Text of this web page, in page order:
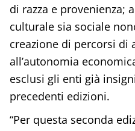
di razza e provenienza;
culturale sia sociale
creazione di percorsi di
all’autonomia
esclusi gli enti già
precedenti edizioni.
“Per questa seconda